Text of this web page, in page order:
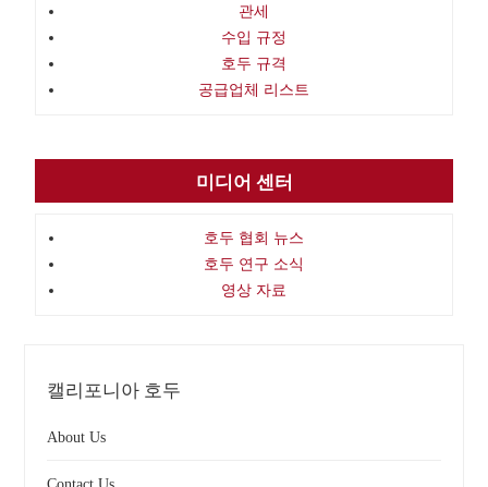
관세
수입 규정
호두 규격
공급업체 리스트
미디어 센터
호두 협회 뉴스
호두 연구 소식
영상 자료
캘리포니아 호두
About Us